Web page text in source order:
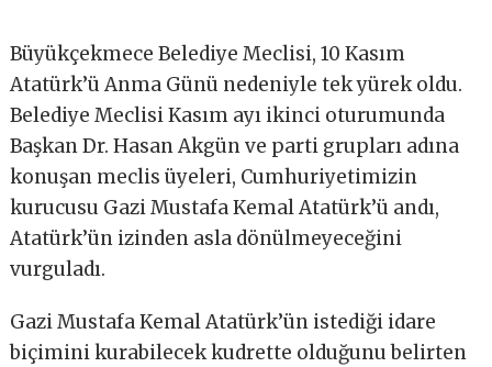
Büyükçekmece Belediye Meclisi, 10 Kasım
Atatürk’ü Anma Günü nedeniyle tek yürek oldu.
Belediye Meclisi Kasım ayı ikinci oturumunda
Başkan Dr. Hasan Akgün ve parti grupları adına
konuşan meclis üyeleri, Cumhuriyetimizin
kurucusu Gazi Mustafa Kemal Atatürk’ü andı,
Atatürk’ün izinden asla dönülmeyeceğini
vurguladı.
Gazi Mustafa Kemal Atatürk’ün istediği idare
biçimini kurabilecek kudrette olduğunu belirten